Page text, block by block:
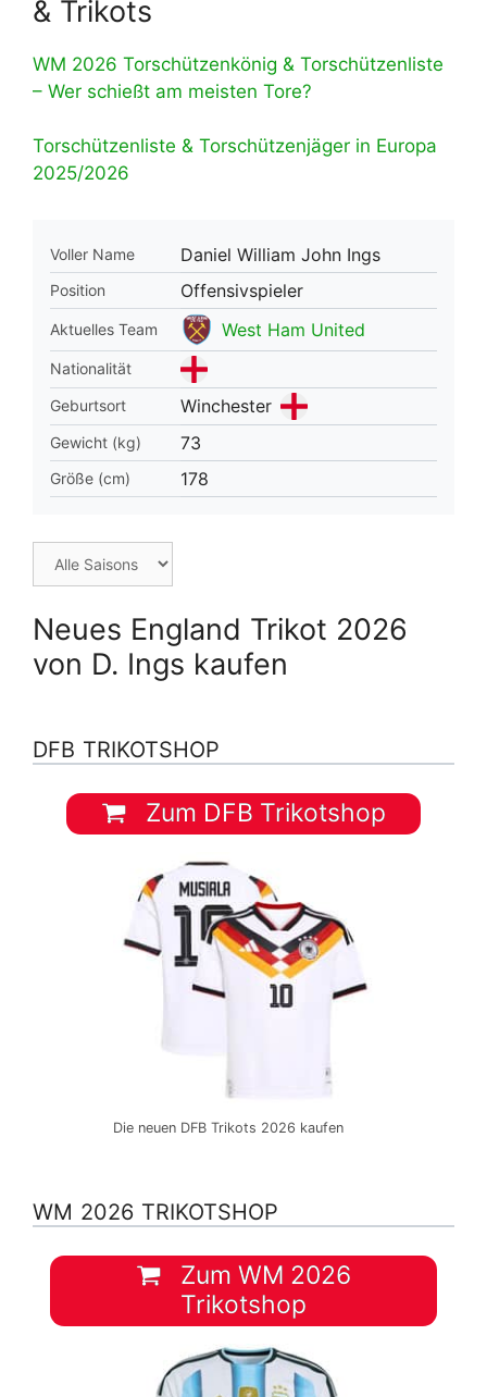
& Trikots
WM 2026 Torschützenkönig & Torschützenliste
– Wer schießt am meisten Tore?
Torschützenliste & Torschützenjäger in Europa
2025/2026
Voller Name Daniel William John Ings
Position Offensivspieler
Aktuelles Team West Ham United
Nationalität
Geburtsort
Winchester
Gewicht (kg) 73
Größe (cm) 178
Neues England Trikot 2026
von D. Ings kaufen
DFB TRIKOTSHOP
Zum DFB Trikotshop
Die neuen DFB Trikots 2026 kaufen
WM 2026 TRIKOTSHOP
Zum WM 2026
Trikotshop